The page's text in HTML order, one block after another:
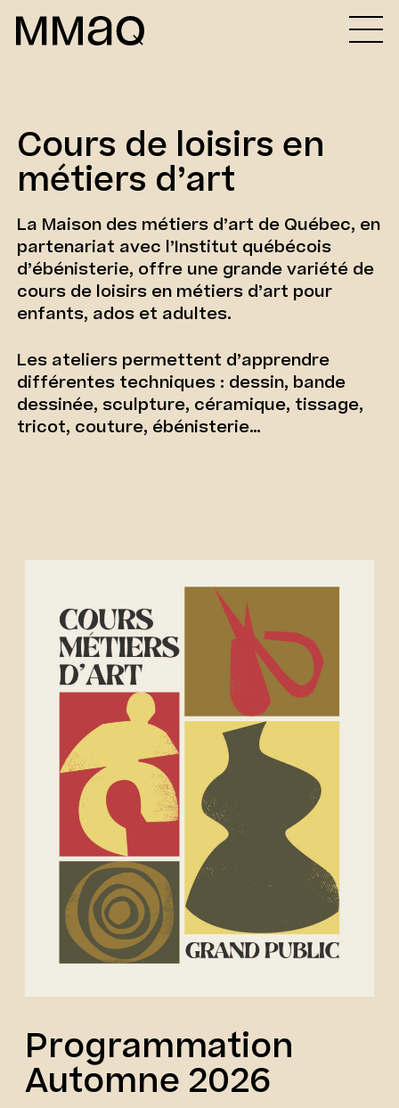
Aller au contenu
Maison des métiers d&#039;art de Québec
Cours de loisirs en
métiers d’art
La Maison des métiers d’art de Québec, en
partenariat avec l’Institut québécois
d’ébénisterie, offre une grande variété de
cours de loisirs en métiers d’art pour
enfants, ados et adultes.
Les ateliers permettent d’apprendre
différentes techniques : dessin, bande
dessinée, sculpture, céramique, tissage,
tricot, couture, ébénisterie…
Programmation
Automne 2026